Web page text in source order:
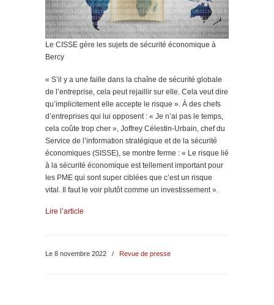
Le CISSE gère les sujets de sécurité économique à
Bercy
« S’il y a une faille dans la chaîne de sécurité globale
de l’entreprise, cela peut rejaillir sur elle. Cela veut dire
qu’implicitement elle accepte le risque ». À des chefs
d’entreprises qui lui opposent : « Je n’ai pas le temps,
cela coûte trop cher », Joffrey Célestin-Urbain, chef du
Service de l’information stratégique et de la sécurité
économiques (SISSE), se montre ferme : « Le risque lié
à la sécurité économique est tellement important pour
les PME qui sont super ciblées que c’est un risque
vital. Il faut le voir plutôt comme un investissement ».
Lire l’article
Le 8 novembre 2022 / Revue de presse